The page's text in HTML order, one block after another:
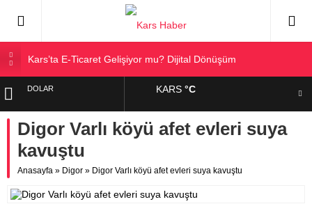
Kars’ta E-Ticaret Gelişiyor mu? Dijital Dönüşüm
Kars Halkı Yeni Parti Hakkında Ne Düşünüyor?
Sarıkamış’a Bağlı Köyler ve Yaygın Soyadları
Kağızman Köyleri ve En Çok Kullanılan Soyadları | Kars
Haber
DOLAR
EURO
ALTIN
BIST
KARS°C
Digor Varlı köyü afet evleri suya
kavuştu
Anasayfa » Digor » Digor Varlı köyü afet evleri suya kavuştu